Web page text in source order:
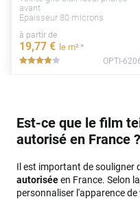
avant
Epaisseur 80 microns
à partir de
19,77 € le m²*
***** OPTI-
Est-ce que le film
autorisé en France ?
Il est important de souligner
autoriséeen France. Selon
personnaliser l'apparence